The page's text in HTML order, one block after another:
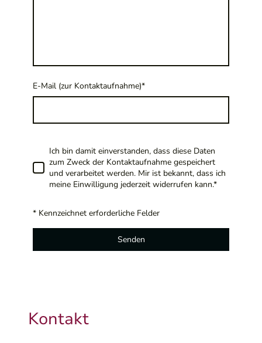
E-Mail (zur Kontaktaufnahme)*
Ich bin damit einverstanden, dass diese Daten
zum Zweck der Kontaktaufnahme gespeichert
und verarbeitet werden. Mir ist bekannt, dass ich
meine Einwilligung jederzeit widerrufen kann.*
* Kennzeichnet erforderliche Felder
Senden
Kontakt